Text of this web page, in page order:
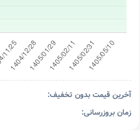
آخرین قیمت بدون تخفیف:
زمان بروزرسانی: